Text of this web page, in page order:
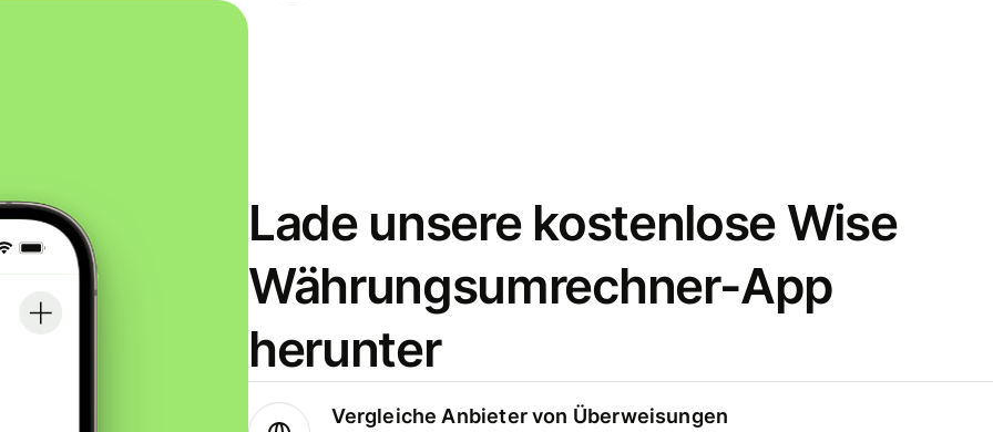
Lade unsere kostenlose Wise
Währungsumrechner-App
herunter
Vergleiche Anbieter von Überweisungen